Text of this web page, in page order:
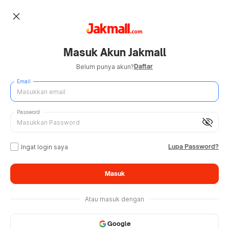
close
Masuk Akun Jakmall
Belum punya akun?Daftar
Email
visibility_off
Password
Ingat login saya Lupa Password?
Masuk
Atau masuk dengan
Google